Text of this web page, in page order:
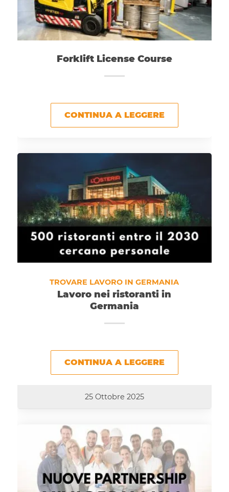
Forklift License Course
CONTINUA A LEGGERE
TROVARE LAVORO IN GERMANIA
Lavoro nei ristoranti in
Germania
CONTINUA A LEGGERE
25 Ottobre 2025